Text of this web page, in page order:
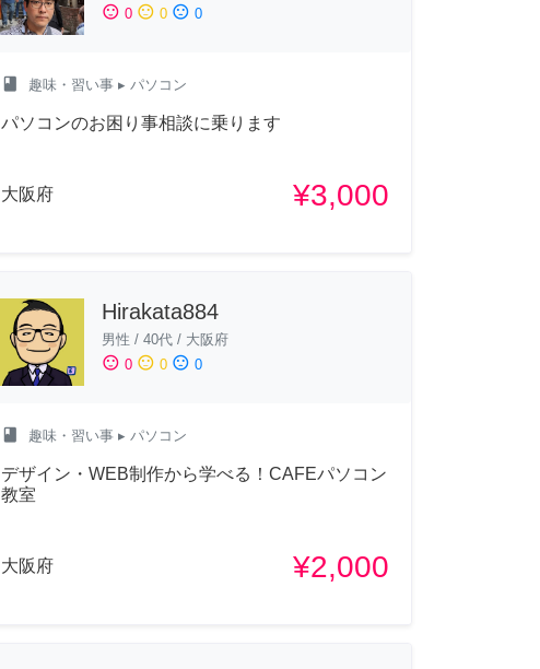
sentiment_satisfied 0 sentiment_neutral 0 sentiment_dissatisfied 0
class 趣味・習い事▸ パソコン
パソコンのお困り事相談に乗ります
大阪府 ¥3,000
Hirakata884
男性 / 40代/ 大阪府
sentiment_satisfied 0 sentiment_neutral 0 sentiment_dissatisfied 0
class 趣味・習い事▸ パソコン
デザイン・WEB制作から学べる！CAFEパソコン
教室
大阪府 ¥2,000